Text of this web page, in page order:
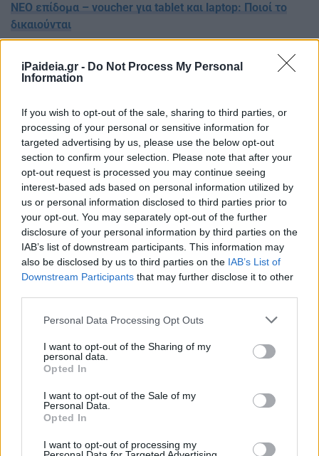
iPaideia.gr - Do Not Process My Personal
Information
If you wish to opt-out of the sale, sharing to third parties, or
processing of your personal or sensitive information for
targeted advertising by us, please use the below opt-out
section to confirm your selection. Please note that after your
opt-out request is processed you may continue seeing
interest-based ads based on personal information utilized by
us or personal information disclosed to third parties prior to
your opt-out. You may separately opt-out of the further
disclosure of your personal information by third parties on the
IAB’s list of downstream participants. This information may
also be disclosed by us to third parties on the IAB’s List of
Downstream Participants that may further disclose it to other
Please note that this website/app uses one or more Google
not limited to your visit or usage behaviour. You may click to
grant or deny consent to Google and its third-party tags to
use your data for below specified purposes in below Google
consent section.
Personal Data Processing Opt Outs
I want to opt-out of the Sharing of my
personal data.
Opted In
I want to opt-out of the Sale of my
Personal Data.
Opted In
I want to opt-out of processing my
ΝΕΟ επίδομα – voucher για tablet και laptop: Ποιοί το
δικαιούνται
ελεύθεροι επαγγελματίες.
Παρέχεται η δυνατότητα ενίσχυσης και για τις
επιχειρήσεις, οι οποίες δεν απασχολούν προσωπικό.
Στους δυνητικούς δικαιούχους εντάσσονται και
νεοσύστατες επιχειρήσεις, ανεξαρτήτως των μηνών
λειτουργίας τους.
Επιδοτείται και ο εξοπλισμός (hardware), υπό την
προϋπόθεση η επιδοτούμενη ψηφιακή λύση θα
περιλαμβάνει και δαπάνη για λογισμικό.
Σημειώνετε πως δεν μπορούν να υποβάλλουν αίτηση
Εργαλεία ΜΜΕ».